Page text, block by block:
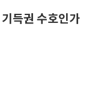
득권 수호인가